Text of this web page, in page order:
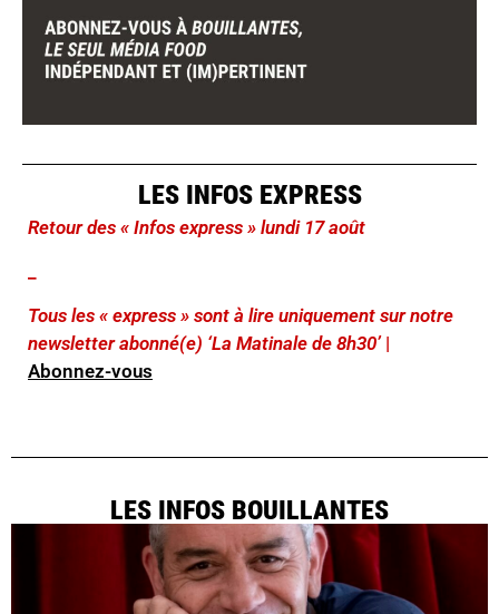
LES INFOS EXPRESS
Retour des « Infos express » lundi 17 août
Tous les « express » sont à lire uniquement sur notre
newsletter abonné(e) ‘La Matinale de 8h30’ |
Abonnez-vous
LES INFOS BOUILLANTES